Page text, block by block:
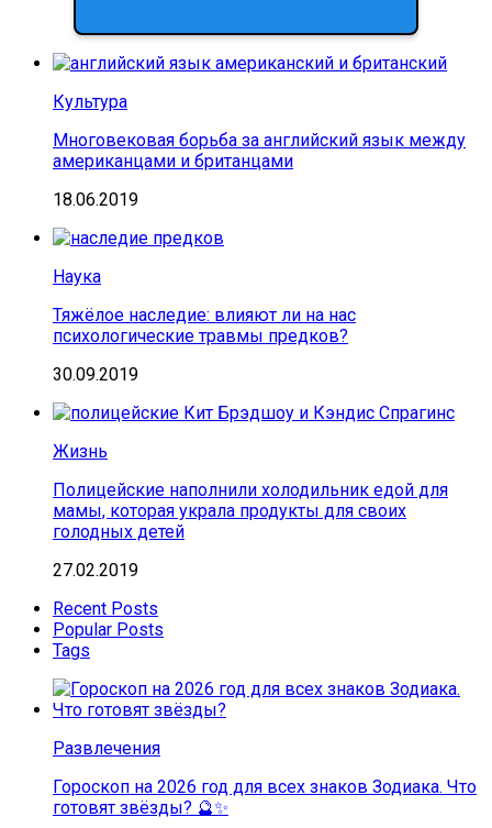
Культура
Многовековая борьба за английский язык между
американцами и британцами
18.06.2019
Наука
Тяжёлое наследие: влияют ли на нас
психологические травмы предков?
30.09.2019
Жизнь
Полицейские наполнили холодильник едой для
мамы, которая украла продукты для своих
голодных детей
27.02.2019
Recent Posts
Popular Posts
Tags
Развлечения
Гороскоп на 2026 год для всех знаков Зодиака. Что
готовят звёзды? 🔮✨